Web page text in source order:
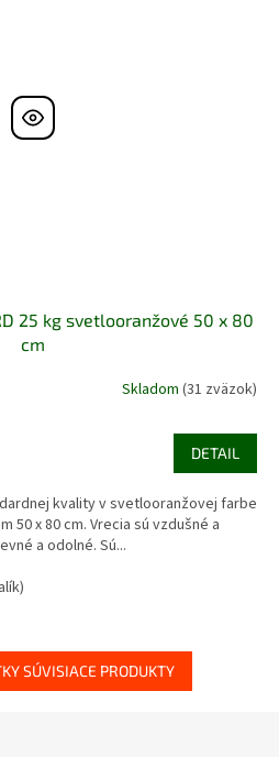
25 kg svetlooranžové 50 x 80
cm
Skladom (31 zväzok)
DETAIL
kvality v svetlooranžovej farbe
50 x 80 cm. Vrecia sú vzdušné a
a odolné. Sú...
SÚVISIACE PRODUKTY